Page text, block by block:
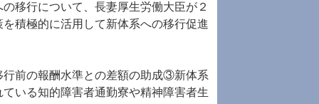
移行について、長妻厚生労働大臣が２
積極的に活用して新体系への移行促進
前の報酬水準との差額の助成③新体系
いる知的障害者通勤寮や精神障害者生